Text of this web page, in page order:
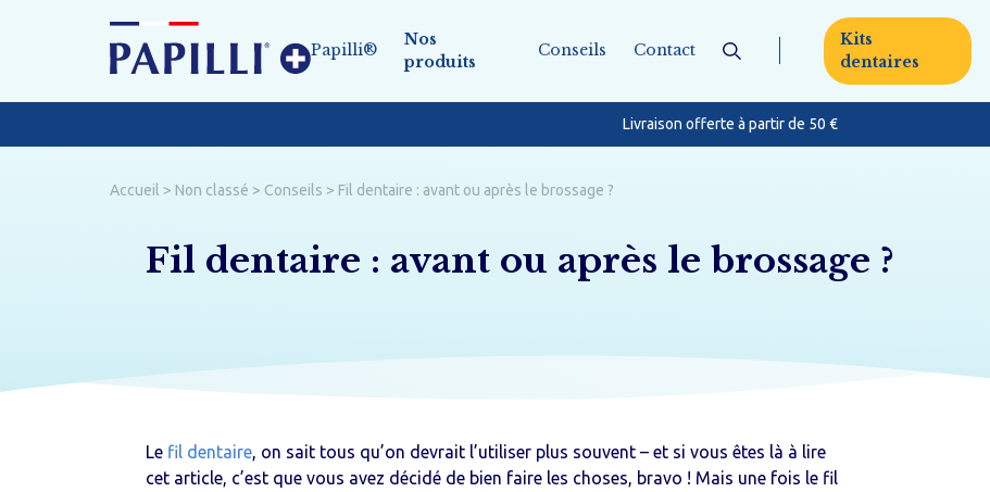
Papilli®
Nos
produits
Gamme d’hygiène bucco-dentaire
Brossettes interdentaires Fils dentaires
Gamme écologique Accessoires
Bébé & enfant
Conseils Contact
Kits
dentaires
Livraison offerte à partir de 50 €
Accueil > Non classé > Conseils > Fil dentaire : avant ou après le brossage ?
Fil dentaire : avant ou après le brossage ?
Le fil dentaire, on sait tous qu’on devrait l’utiliser plus souvent – et si vous êtes là à lire
cet article, c’est que vous avez décidé de bien faire les choses, bravo ! Mais une fois le fil